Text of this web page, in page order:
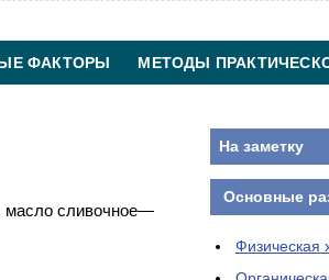
ФАКТОРЫ МЕТОДЫ
масло сливочное—
На заметку
Основные
Физическая